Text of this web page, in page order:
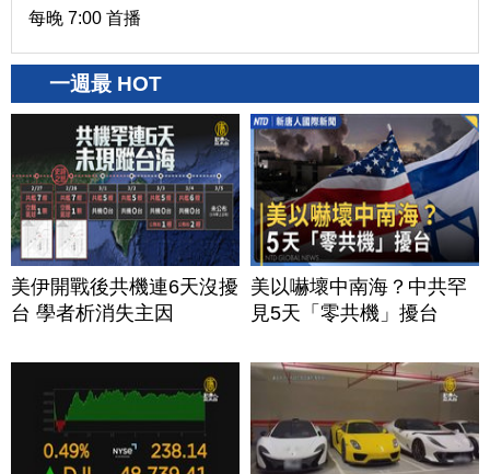
每晚 7:00 首播
一週最 HOT
美伊開戰後共機連6天沒擾
台 學者析消失主因
美以嚇壞中南海？中共罕
見5天「零共機」擾台